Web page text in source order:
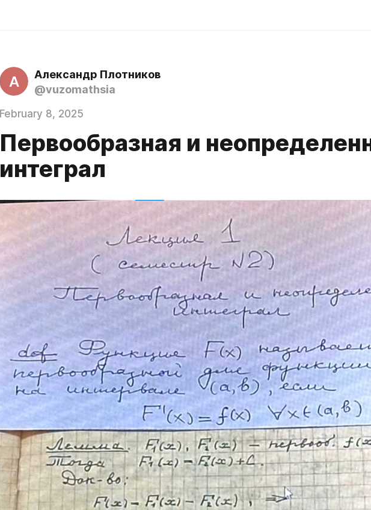
А
Александр Плотников
@vuzomathsia
February 8, 2025
Первообразная и
интеграл